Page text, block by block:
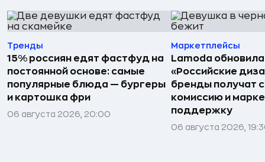
Тренды
15% россиян едят фастфуд на
постоянной основе: самые
популярные блюда — бургеры
и картошка фри
06 августа 2026, 20:00
Маркетплейсы
Lamoda
«Российские
бренды получат
комиссию и
поддержку
06 августа 2026,